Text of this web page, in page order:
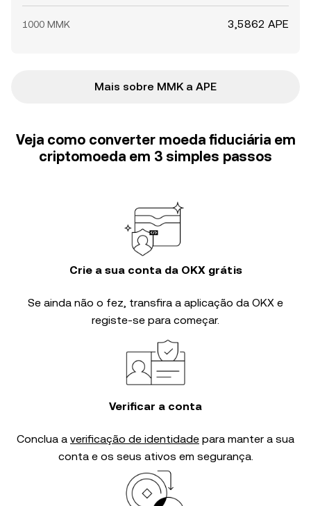
1000 MMK 3,5862 APE
Mais sobre MMK a APE
Veja como converter moeda fiduciária em
criptomoeda em 3 simples passos
Crie a sua conta da OKX grátis
Se ainda não o fez, transfira a aplicação da OKX e
registe-se para começar.
Verificar a conta
Conclua a verificação de identidade para manter a sua
conta e os seus ativos em segurança.